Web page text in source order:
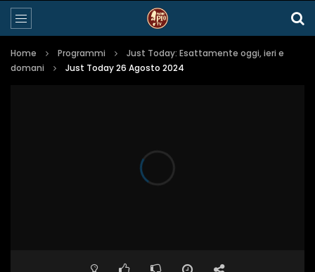
Home Programmi
Just Today: Esattamente oggi, ieri e
domani
Just Today 26 Agosto 2024